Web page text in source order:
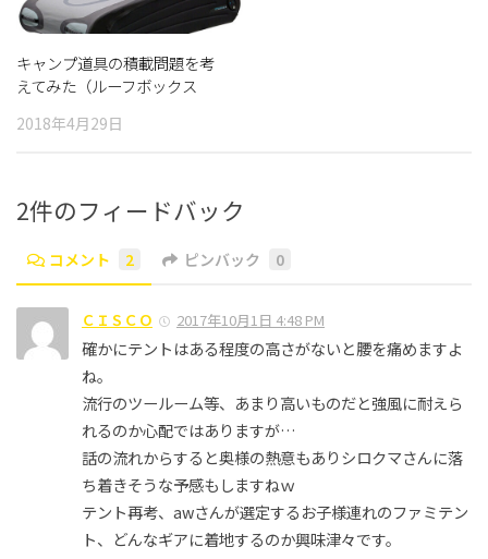
キャンプ道具の積載問題を考
えてみた（ルーフボックス
2018年4月29日
2件のフィードバック
コメント 2 ピンバック 0
ＣＩＳＣＯ 2017年10月1日 4:48 PM
確かにテントはある程度の高さがないと腰を痛めますよ
ね。
流行のツールーム等、あまり高いものだと強風に耐えら
れるのか心配ではありますが…
話の流れからすると奥様の熱意もありシロクマさんに落
ち着きそうな予感もしますねｗ
テント再考、awさんが選定するお子様連れのファミテン
ト、どんなギアに着地するのか興味津々です。